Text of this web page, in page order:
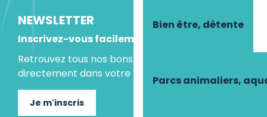
Bien être, détente
Parcs animaliers,
NEWSLETTER
Inscrivez-vous facilement
Retrouvez tous nos bons plans et idées séjours
directement dans votre boite mail.
Je m'inscris